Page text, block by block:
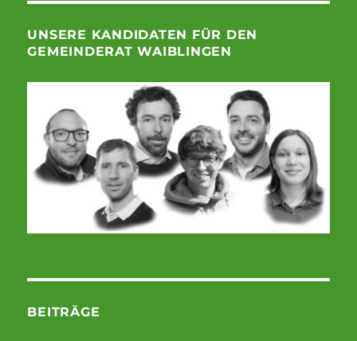
SEIT
E
UNSERE KANDIDATEN FÜR DEN
GEMEINDERAT WAIBLINGEN
BEITRÄGE